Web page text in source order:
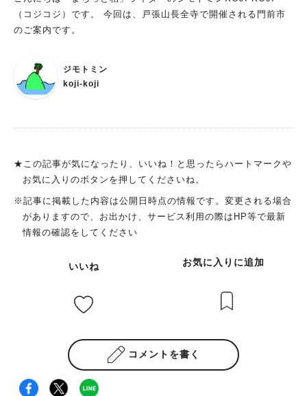
（コジコジ）です。 今回は、戸張山長全寺で開催される門前市
のご案内です。
ジモトミン
koji-koji
★この記事が気になったり、いいね！と思ったらハートマークや
お気に入りのボタンを押してくださいね。
※記事に掲載した内容は公開日時点の情報です。変更される場合
がありますので、お出かけ、サービス利用の際はHP等で最新
情報の確認をしてください
いいね お気に入りに追加
コメントを書く